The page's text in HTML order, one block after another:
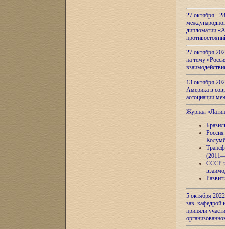
27 октября -
дипломатии
27 октября
на тему
13 октября
Америка в
ассоциации
Журнал
СССР и
5 октября
зав.
приняли